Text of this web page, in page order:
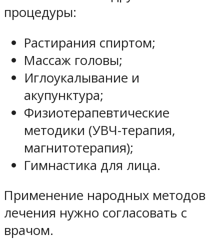
процедуры:
Растирания спиртом;
Массаж головы;
Иглоукалывание и
акупунктура;
Физиотерапевтические
методики (УВЧ-терапия,
магнитотерапия);
Гимнастика для лица.
Применение народных методов
лечения нужно согласовать с
врачом.